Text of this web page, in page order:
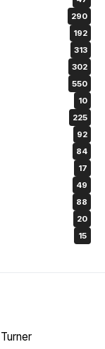
290
192
313
302
550
10
225
92
84
17
49
88
20
15